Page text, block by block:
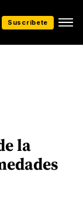
Suscríbete
la